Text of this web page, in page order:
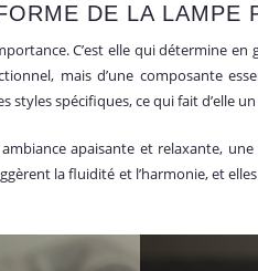
DE LA LAMPE
C’est elle qui détermine
mais d’une composante
styles spécifiques, ce qui fait d’elle
apaisante et relaxante,
la fluidité et l’harmonie, et